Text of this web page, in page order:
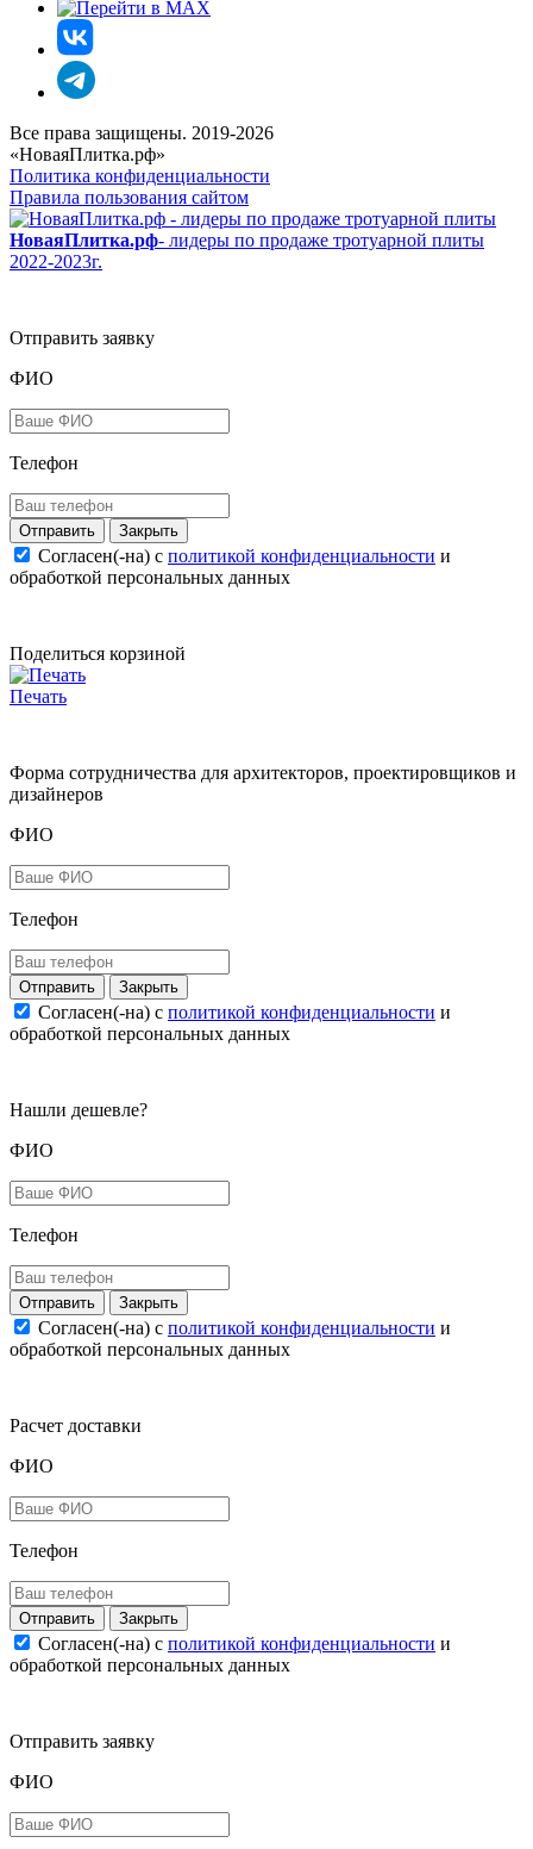
Все права защищены. 2019-2026
«НоваяПлитка.рф»
Политика конфиденциальности
Правила пользования сайтом
НоваяПлитка.рф- лидеры по продаже тротуарной плиты
2022-2023г.
Отправить заявку
ФИО
Телефон
Закрыть
Согласен(-на) c политикой конфиденциальности и
обработкой персональных данных
Поделиться корзиной
Печать
Форма сотрудничества для архитекторов, проектировщиков и
дизайнеров
ФИО
Телефон
Закрыть
Согласен(-на) c политикой конфиденциальности и
обработкой персональных данных
Нашли дешевле?
ФИО
Телефон
Закрыть
Согласен(-на) c политикой конфиденциальности и
обработкой персональных данных
Расчет доставки
ФИО
Телефон
Закрыть
Согласен(-на) c политикой конфиденциальности и
обработкой персональных данных
Отправить заявку
ФИО